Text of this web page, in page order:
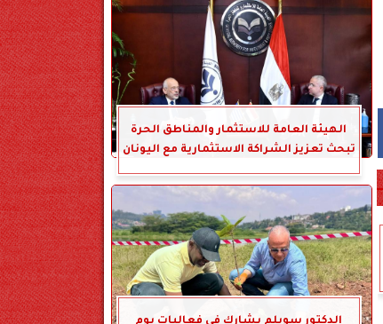
الهيئة العامة للاستثمار والمناطق الحرة
تبحث تعزيز الشراكة الاستثمارية مع اليونان
الدكتور سويلم يشارك في فعاليات يوم